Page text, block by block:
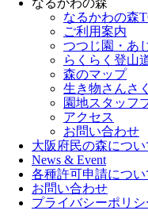
なるかわの森
なるかわの森
ご利用案内
つつじ園・あ
らくらく登山
森のマップ
生き物さんさく
園地スタッフ
アクセス
お問い合わせ
大阪府民の森につい
News & Event
各種許可申請につい
お問い合わせ
プライバシーポリシ